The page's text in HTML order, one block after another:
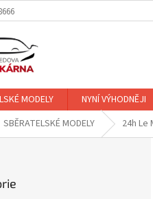
MODELY NYNÍ VÝHODNĚJI
SBĚRATELSKÉ MODELY 24h Le